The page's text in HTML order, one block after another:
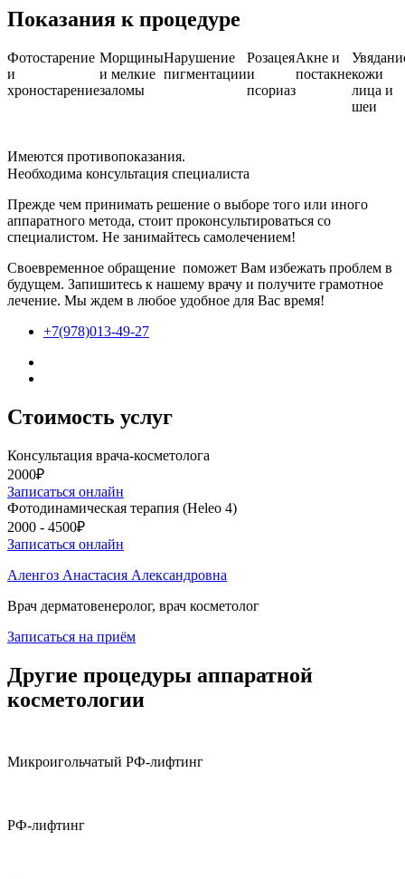
Показания к процедуре
Фотостарение
и
хроностарение
Морщины
и мелкие
заломы
Нарушение
пигментации
Розацея
и
псориаз
Акне и
постакнекожи
лица и
шеи
Имеются противопоказания.
Необходима консультация специалиста
Прежде чем принимать решение о выборе того или иного
аппаратного метода, стоит проконсультироваться со
специалистом. Не занимайтесь самолечением!
Своевременное обращение поможет Вам избежать проблем в
будущем. Запишитесь к нашему врачу и получите грамотное
лечение. Мы ждем в любое удобное для Вас время!
+7(978)013-49-27
Стоимость услуг
Консультация врача-косметолога
2000₽
Записаться онлайн
Фотодинамическая терапия (Heleo 4)
2000 - 4500₽
Записаться онлайн
Аленгоз Анастасия Александровна
Врач дерматовенеролог, врач косметолог
Записаться на приём
Другие процедуры аппаратной
косметологии
Микроигольчатый РФ-лифтинг
РФ-лифтинг